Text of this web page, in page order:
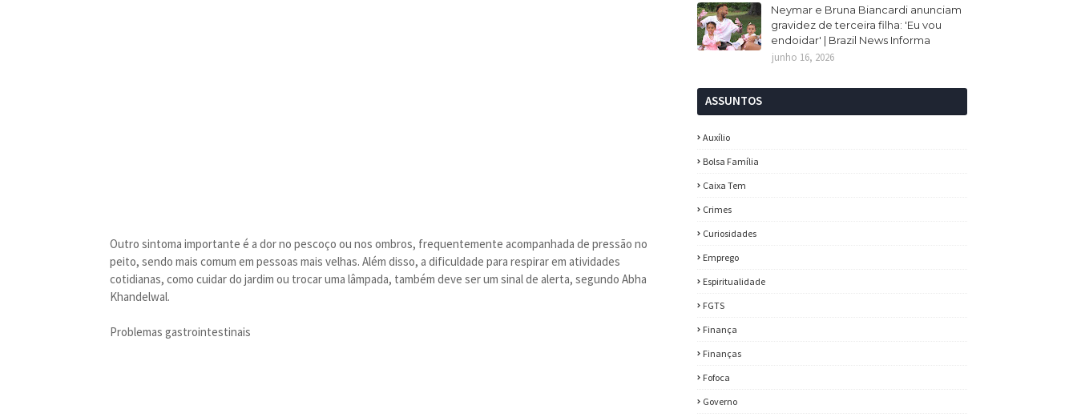
Outro sintoma importante é a dor no pescoço ou nos ombros, frequentemente acompanhada de pressão no
peito, sendo mais comum em pessoas mais velhas. Além disso, a dificuldade para respirar em atividades
cotidianas, como cuidar do jardim ou trocar uma lâmpada, também deve ser um sinal de alerta, segundo Abha
Khandelwal.
Problemas gastrointestinais
Neymar e Bruna Biancardi anunciam
gravidez de terceira filha: 'Eu vou
endoidar' | Brazil News Informa
junho 16, 2026
ASSUNTOS
Auxílio
Bolsa Família
Caixa Tem
Crimes
Curiosidades
Emprego
Espiritualidade
FGTS
Finança
Finanças
Fofoca
Governo